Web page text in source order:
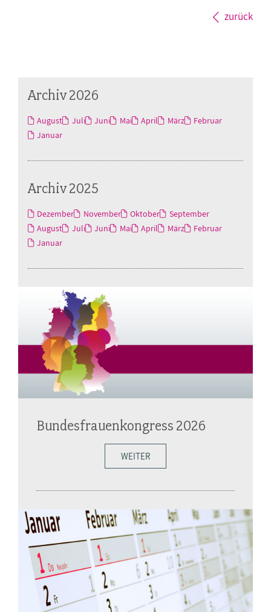
zurück
Archiv 2026
August Juli Juni Mai April März
Februar
Januar
Archiv 2025
Dezember November Oktober
September
August
Juli Juni Mai April März
Februar
Januar
Bundesfrauenkongress 2026
WEITER